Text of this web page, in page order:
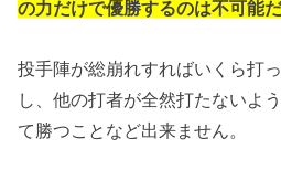
の力だけで優勝するのは不可能だ
投手陣が総崩れすればいくら打
し、他の打者が全然打たないよ
て勝つことなど出来ません。